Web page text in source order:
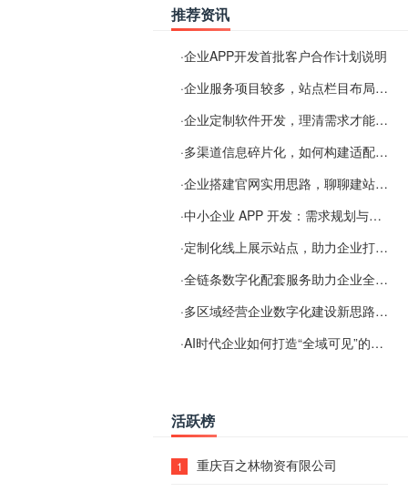
推荐资讯
·企业APP开发首批客户合作计划说明
·企业服务项目较多，站点栏目布局规划参考思路
·企业定制软件开发，理清需求才能提升数字化落地效率
·多渠道信息碎片化，如何构建适配 AI 检索的品牌信息源
·企业搭建官网实用思路，聊聊建站容易忽视的问题
·中小企业 APP 开发：需求规划与项目落地避坑经验分享
·定制化线上展示站点，助力企业打通线上经营渠道
·全链条数字化配套服务助力企业全域线上经营
·多区域经营企业数字化建设新思路：多端载体与地域检索一体化落地思路分享
·AI时代企业如何打造“全域可见”的数字资产？梓彤超越给出新解法
活跃榜
1 重庆百之林物资有限公司